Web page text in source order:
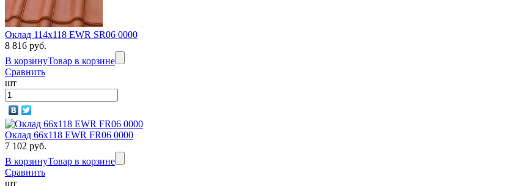
Оклад 114х118 EWR SR06 0000
8 816 руб.
В корзинуТовар в корзине
Сравнить
шт
Оклад 66x118 EWR FR06 0000
7 102 руб.
В корзинуТовар в корзине
Сравнить
шт